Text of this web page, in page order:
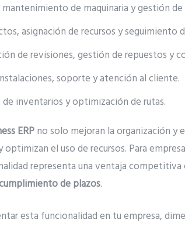
de maquinaria y gestión de
asignación de recursos y seguimiento
de revisiones, gestión de repuestos y
soporte y atención al cliente.
inventarios y optimización de rutas.
ERPno solo mejoran la organización y
el uso de recursos. Para
representa una ventaja
de plazos.
esta funcionalidad en tu empresa,